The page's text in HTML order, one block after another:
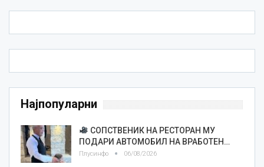
Најпопуларни
СОПСТВЕНИК НА РЕСТОРАН МУ
ПОДАРИ АВТОМОБИЛ НА ВРАБОТЕН…
Плусинфо 06/08/2026